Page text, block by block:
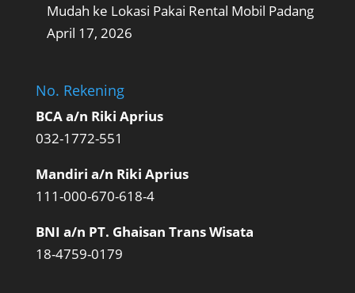
Mudah ke Lokasi Pakai Rental Mobil Padang
April 17, 2026
No. Rekening
BCA a/n Riki Aprius
032-1772-551
Mandiri a/n Riki Aprius
111-000-670-618-4
BNI a/n PT. Ghaisan Trans Wisata
18-4759-0179